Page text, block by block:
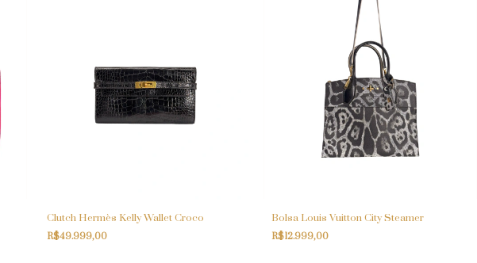
Clutch Hermès Kelly Wallet Croco
R$49.999,00
Bolsa Louis Vuitton City Steamer
R$12.999,00